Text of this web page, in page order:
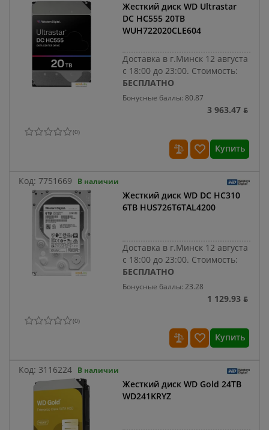
Жесткий диск WD Ultrastar
DC HC555 20TB
WUH722020CLE604
Доставка в г.Минск 12 августа
с 18:00 до 23:00. Стоимость:
БЕСПЛАТНО
Бонусные баллы: 80.87
3 963.47 ƃ
(0)
Купить
Код: 7751669 В наличии
Жесткий диск WD DC HC310
6TB HUS726T6TAL4200
Доставка в г.Минск 12 августа
с 18:00 до 23:00. Стоимость:
БЕСПЛАТНО
Бонусные баллы: 23.28
1 129.93 ƃ
(0)
Купить
Код: 3116224 В наличии
Жесткий диск WD Gold 24TB
WD241KRYZ